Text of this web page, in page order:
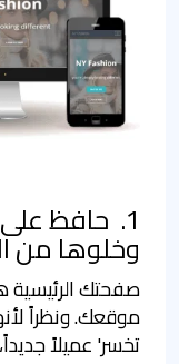
1. حافظ
وخلوها من
صفحتك الرئيسية
موقعك. ونظراً
تخسر' عميلاً